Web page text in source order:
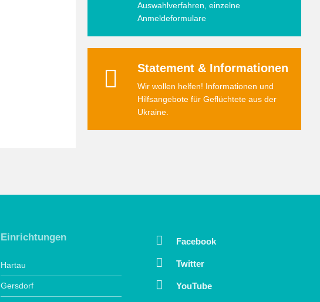
Auswahlverfahren, einzelne
Anmeldeformulare
Statement & Informationen
Wir wollen helfen! Informationen und
Hilfsangebote für Geflüchtete aus der
Ukraine.
Einrichtungen
Hartau
Gersdorf
Facebook
Twitter
YouTube